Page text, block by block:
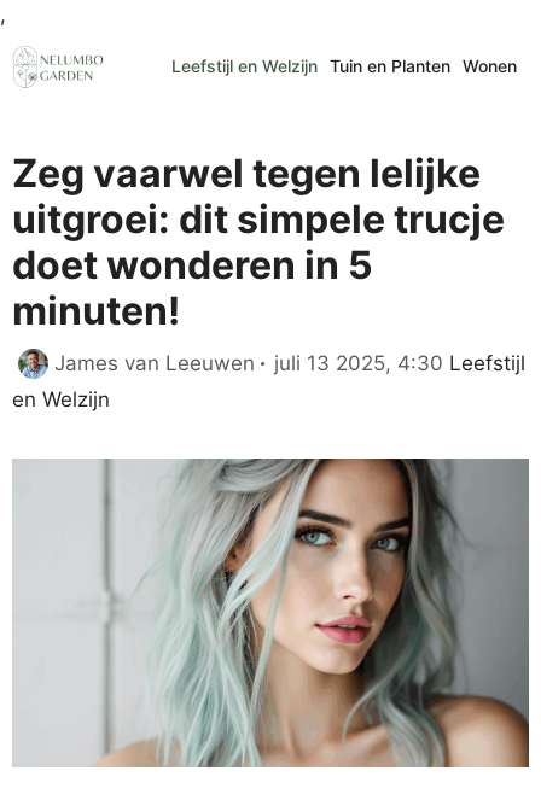
,
naar
de
Leefstijl en Welzijn Tuin en Planten Wonen
Zeg vaarwel tegen lelijke
uitgroei: dit simpele trucje
doet wonderen in 5
minuten!
James van Leeuwen juli 13 2025, 4:30 Leefstijl
en Welzijn